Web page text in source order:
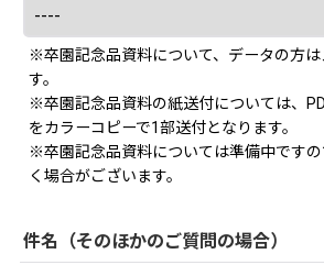
※卒園記念品資料について、データの方は
す。
※卒園記念品資料の紙送付については、
をカラーコピーで1部送付となります。
※卒園記念品資料については準備中です
く場合がございます。
件名（そのほかのご質問の場合）